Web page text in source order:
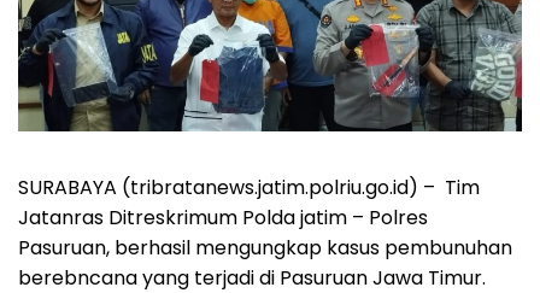
SURABAYA (tribratanews.jatim.polriu.go.id) – Tim
Jatanras Ditreskrimum Polda jatim – Polres
Pasuruan, berhasil mengungkap kasus pembunuhan
berebncana yang terjadi di Pasuruan Jawa Timur.